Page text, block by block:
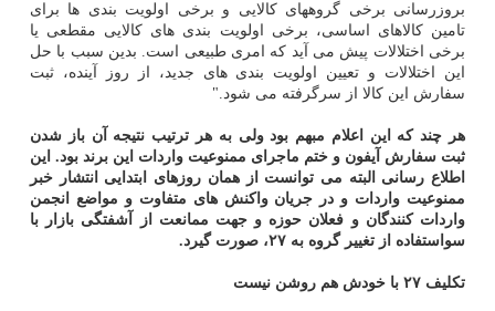
بروزرسانی برخی گروههای کالایی و برخی اولویت بندی ها برای
تامین کالاهای اساسی، برخی اولویت بندی های کالایی مقطعی یا
برخی اختلالات پیش می آید که امری طبیعی است. بدین سبب با حل
این اختلالات و تعیین اولویت بندی های جدید، از روز آینده، ثبت
سفارش این کالا از سرگرفته می شود."
هر چند که این اعلام مبهم بود ولی به هر ترتیب نتیجه آن باز شدن
ثبت سفارش آیفون و ختم ماجرای ممنوعیت واردات این برند بود. این
اطلاع رسانی البته می توانست از همان روزهای ابتدایی انتشار خبر
ممنوعیت واردات و در جریان واکنش های متفاوت و مواضع انجمن
واردات کنندگان و فعلان حوزه و جهت ممانعت از آشفتگی بازار با
سواستفاده از تغییر گروه به ۲۷، صورت گیرد.
تکلیف ۲۷ با خودش هم روشن نیست